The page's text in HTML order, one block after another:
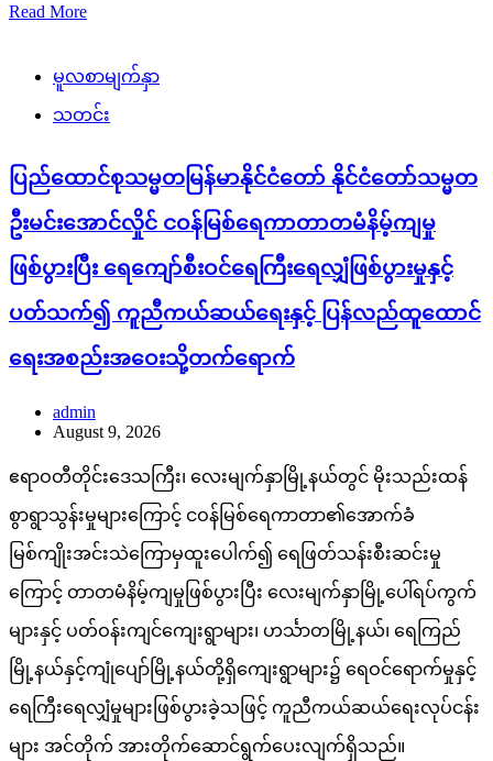
Read More
မူလစာမျက်နှာ
သတင်း
ပြည်ထောင်စုသမ္မတမြန်မာနိုင်ငံတော် နိုင်ငံတော်သမ္မတ
ဦးမင်းအောင်လှိုင် ငဝန်မြစ်ရေကာတာတမံနိမ့်ကျမှု
ဖြစ်ပွားပြီး ရေကျော်စီးဝင်ရေကြီးရေလျှံဖြစ်ပွားမှုနှင့်
ပတ်သက်၍ ကူညီကယ်ဆယ်ရေးနှင့် ပြန်လည်ထူထောင်
ရေးအစည်းအဝေးသို့တက်ရောက်
admin
August 9, 2026
ဧရာဝတီတိုင်းဒေသကြီး၊ လေးမျက်နှာမြို့နယ်တွင် မိုးသည်းထန်
စွာရွာသွန်းမှုများကြောင့် ငဝန်မြစ်ရေကာတာ၏အောက်ခံ
မြစ်ကျိုးအင်းသဲကြောမှထူးပေါက်၍ ရေဖြတ်သန်းစီးဆင်းမှု
ကြောင့် တာတမံနိမ့်ကျမှုဖြစ်ပွားပြီး လေးမျက်နှာမြို့ပေါ်ရပ်ကွက်
များနှင့် ပတ်ဝန်းကျင်ကျေးရွာများ၊ ဟင်္သာတမြို့နယ်၊ ရေကြည်
မြို့နယ်နှင့်ကျုံပျော်မြို့နယ်တို့ရှိကျေးရွာများ၌ ရေဝင်ရောက်မှုနှင့်
ရေကြီးရေလျှံမှုများဖြစ်ပွားခဲ့သဖြင့် ကူညီကယ်ဆယ်ရေးလုပ်ငန်း
များ အင်တိုက် အားတိုက်ဆောင်ရွက်ပေးလျက်ရှိသည်။